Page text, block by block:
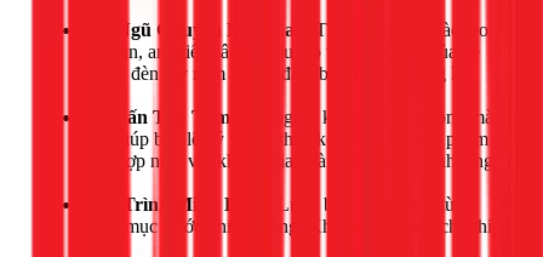
Đội Ngũ Chuyên Môn Cao:
Thợ điện được đào tạo
bài bản, am hiểu sâu về cấu tạo và nguyên lý của hệ
thống đèn ray nam châm, đảm bảo lắp đặt đúng kỹ
Tư Vấn Tận Tâm:
Chúng tôi không chỉ thi công mà
còn giúp bạn lên ý tưởng thiết kế, chọn lựa sản phẩm
phù hợp nhất với không gian và ngân sách, tránh lãng
Quy Trình Minh Bạch:
Luôn báo giá chi tiết từng
hạng mục trước khi thi công. Không phát sinh chi phí